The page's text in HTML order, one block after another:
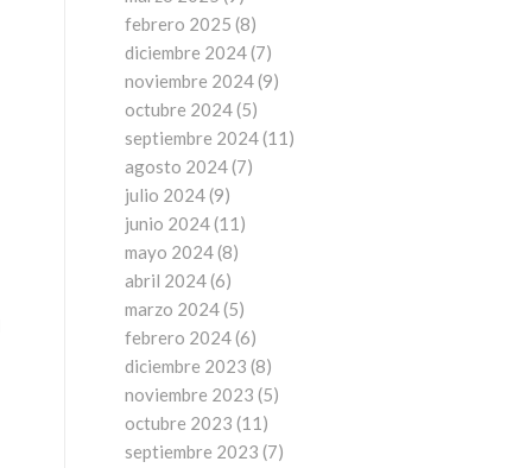
febrero 2025 (8)
diciembre 2024(7)
noviembre 2024(9)
octubre 2024(5)
septiembre 2024(11)
agosto 2024(7)
julio 2024(9)
junio 2024(11)
mayo 2024(8)
abril 2024(6)
marzo 2024(5)
febrero 2024(6)
diciembre 2023 (8)
noviembre 2023 (5)
octubre 2023 (11)
septiembre 2023 (7)